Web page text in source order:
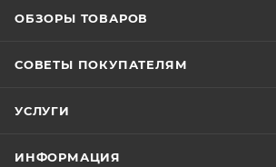
ОБЗОРЫ ТОВАРОВ
СОВЕТЫ ПОКУПАТЕЛЯМ
УСЛУГИ
ИНФОРМАЦИЯ